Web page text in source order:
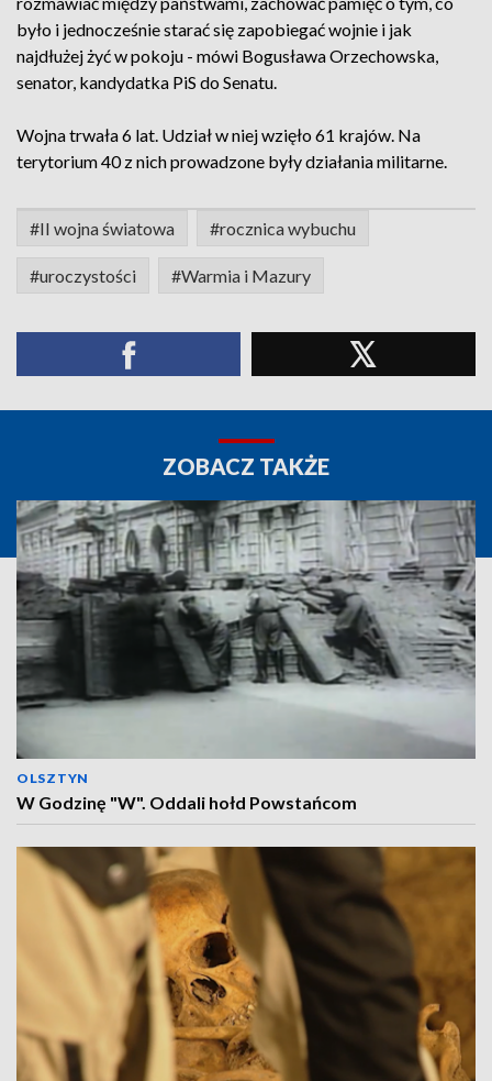
było i jednocześnie starać się zapobiegać wojnie i jak
najdłużej żyć w pokoju - mówi Bogusława Orzechowska,
senator, kandydatka PiS do Senatu.
Wojna trwała 6 lat. Udział w niej wzięło 61 krajów. Na
terytorium 40 z nich prowadzone były działania militarne.
#II wojna światowa #rocznica wybuchu
#uroczystości #Warmia i Mazury
ZOBACZ TAKŻE
OLSZTYN
W Godzinę "W". Oddali hołd Powstańcom